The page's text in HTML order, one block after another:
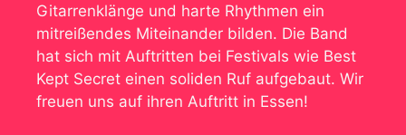
Gitarrenklänge und harte Rhythmen ein
mitreißendes Miteinander bilden. Die Band
hat sich mit Auftritten bei Festivals wie Best
Kept Secret einen soliden Ruf aufgebaut. Wir
freuen uns auf ihren Auftritt in Essen!